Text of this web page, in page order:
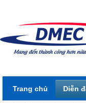
Trang chủ Diễn